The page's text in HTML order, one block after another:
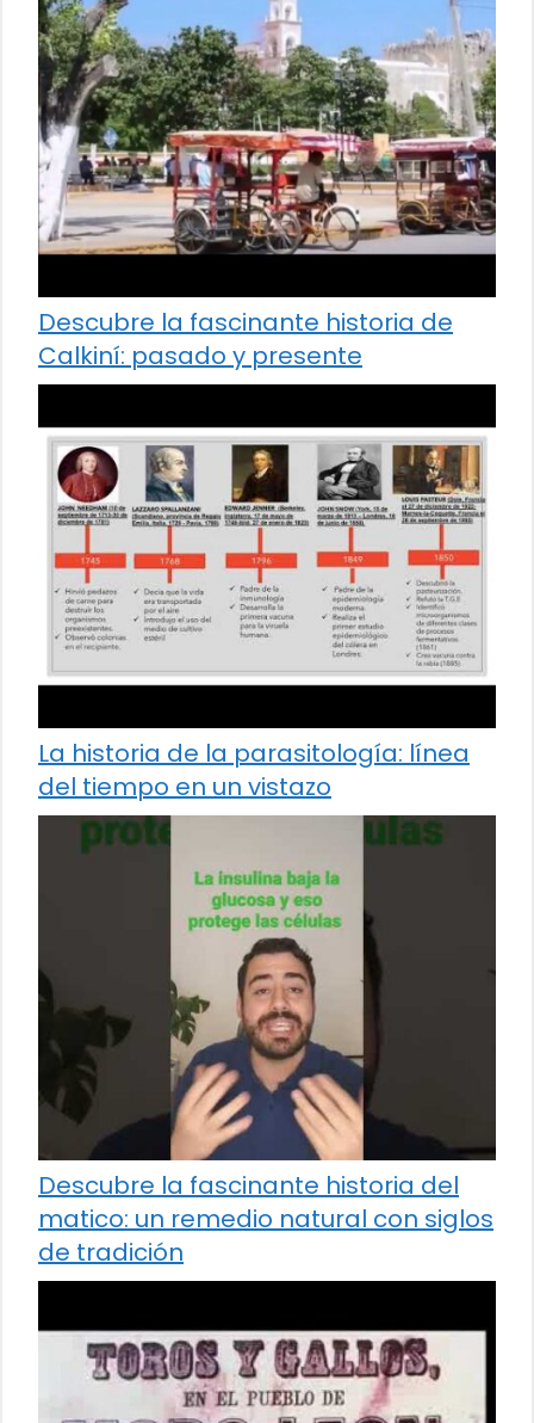
Descubre la fascinante historia de
Calkiní: pasado y presente
La historia de la parasitología: línea
del tiempo en un vistazo
Descubre la fascinante historia del
matico: un remedio natural con siglos
de tradición